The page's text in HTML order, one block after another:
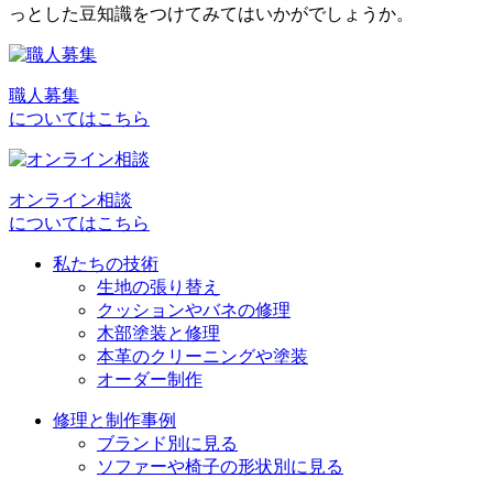
っとした豆知識をつけてみてはいかがでしょうか。
職人募集
についてはこちら
オンライン相談
についてはこちら
私たちの技術
生地の張り替え
クッションやバネの修理
木部塗装と修理
本革のクリーニングや塗装
オーダー制作
修理と制作事例
ブランド別に見る
ソファーや椅子の形状別に見る